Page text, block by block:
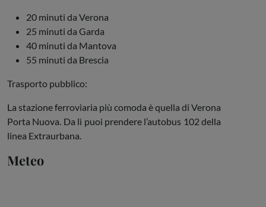
20 minuti da Verona
25 minuti da Garda
40 minuti da Mantova
55 minuti da Brescia
Trasporto pubblico:
La stazione ferroviaria più comoda è quella di Verona
Porta Nuova. Da lì puoi prendere l’autobus 102 della
linea Extraurbana.
Meteo